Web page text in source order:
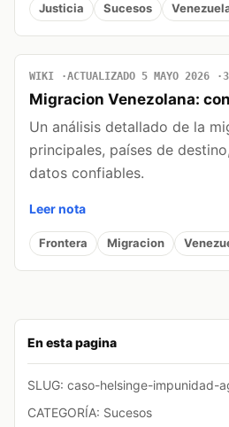
En esta pagina
SLUG: caso-helsinge-impunidad-
CATEGORÍA: Sucesos
Justicia Sucesos
WIKI ACTUALIZADO 5 MAYO 2026
Migracion Venezolana:
Un análisis detallado de la
principales, países de
datos confiables.
Leer nota
Frontera Migracion